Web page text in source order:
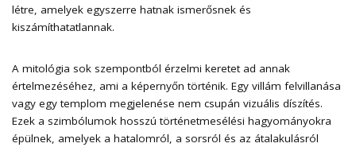
létre, amelyek egyszerre hatnak ismerősnek és
kiszámíthatatlannak.
A mitológia sok szempontból érzelmi keretet ad annak
értelmezéséhez, ami a képernyőn történik. Egy villám felvillanása
vagy egy templom megjelenése nem csupán vizuális díszítés.
Ezek a szimbólumok hosszú történetmesélési hagyományokra
épülnek, amelyek a hatalomról, a sorsról és az átalakulásról